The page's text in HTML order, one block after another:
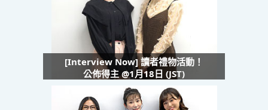
[Interview Now] 讀者禮物活動！
公佈得主 @1月18日 (JST)